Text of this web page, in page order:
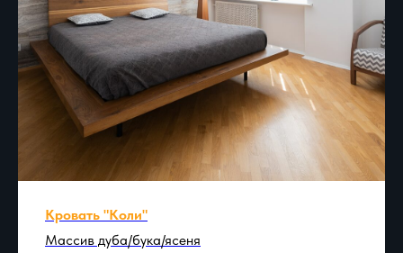
Кровать "Коли"
Массив дуба/бука/ясеня